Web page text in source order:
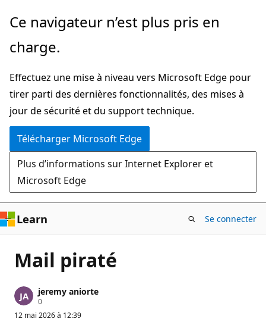
Passer
directement
au
principal
Ce navigateur n’est plus pris en
charge.
Effectuez une mise à niveau vers Microsoft Edge pour
tirer parti des dernières fonctionnalités, des mises à
jour de sécurité et du support technique.
Télécharger Microsoft Edge
Plus d’informations sur Internet Explorer et
Microsoft Edge
Learn Se connecter
Mail piraté
jeremy aniorte
0P
i
12 mai 2026 à 12:39